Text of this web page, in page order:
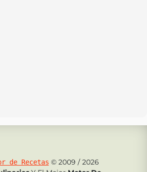
de Recetas © 2009 / 2026